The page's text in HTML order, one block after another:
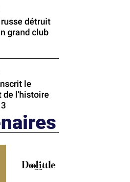
détruit
grand club
le
de l'histoire